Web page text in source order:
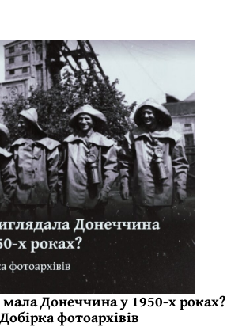
Донеччина у 1950-х роках?
Добірка фотоархівів